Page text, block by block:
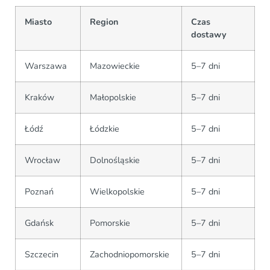
Miasto Region
Czas
dostawy
Warszawa Mazowieckie 5–7 dni
Kraków Małopolskie 5–7 dni
Łódź Łódzkie 5–7 dni
Wrocław Dolnośląskie 5–7 dni
Poznań Wielkopolskie 5–7 dni
Gdańsk Pomorskie 5–7 dni
Szczecin Zachodniopomorskie 5–7 dni